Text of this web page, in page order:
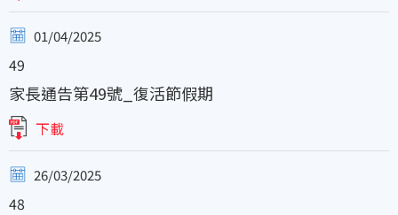
01/04/2025
49
家長通告第49號_復活節假期
下載
26/03/2025
48